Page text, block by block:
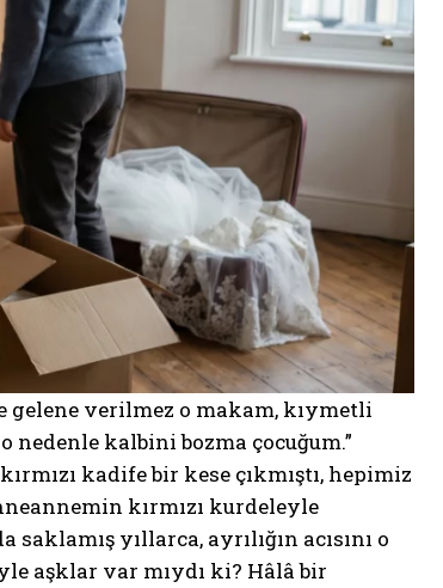
gelene verilmez o makam, kıymetli
kalbini bozma çocuğum.”
kadife bir kese çıkmıştı, hepimiz
kırmızı kurdeleyle
yıllarca, ayrılığın acısını o
aşklar var mıydı ki? Hâlâ bir